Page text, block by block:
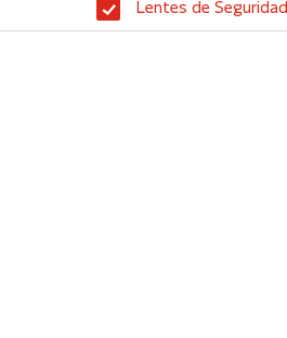
Lentes de Seguridad